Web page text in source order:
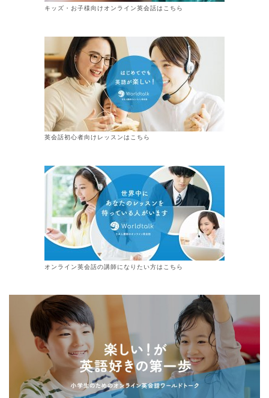
キッズ・お子様向けオンライン英会話はこちら
英会話初心者向けレッスンはこちら
オンライン英会話の講師になりたい方はこちら